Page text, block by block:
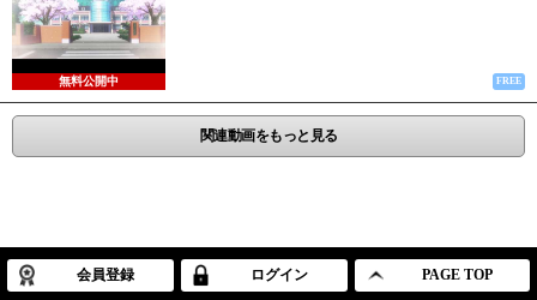
無料公開中 FREE
関連動画をもっと見る
会員登録 ログイン PAGE TOP